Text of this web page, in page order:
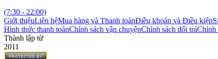
(7:30 - 22:00)
Giới thiệuLiên hệMua hàng và Thanh toánĐiều khoản và Điều kiện
Hình thức thanh toánChính sách vận chuyệnChính sách đổi trảChính
Thành lập từ
2011